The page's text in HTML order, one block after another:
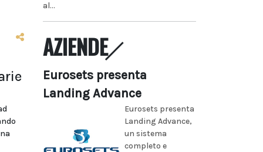
al...
AZIENDE
Eurosets presenta
Landing Advance
Eurosets presenta
Landing Advance,
un sistema
completo e